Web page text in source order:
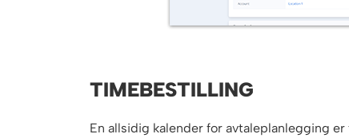
TIMEBESTILLING
En allsidig kalender for avtaleplanlegging